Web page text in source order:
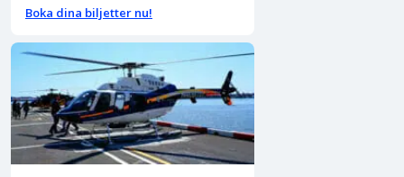
Boka dina biljetter nu!